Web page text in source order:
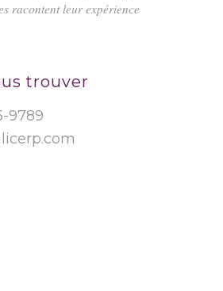
racontent leur expérience
trouver
9789